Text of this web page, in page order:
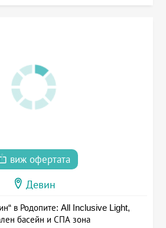
виж офертата
Девин
в Родопите: All Inclusive Light,
басейн и СПА зона